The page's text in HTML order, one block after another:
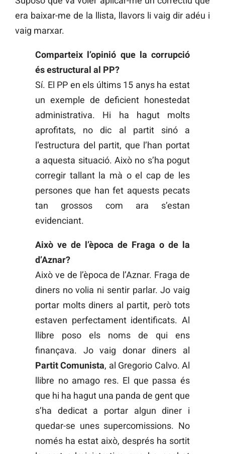
era baixar-me de la llista, llavors li vaig dir adéu i
vaig marxar.
Comparteix l’opinió que la corrupció
és estructural al PP?
Sí. El PP en els últims 15 anys ha estat
un exemple de deficient honestedat
administrativa. Hi ha hagut molts
aprofitats, no dic al partit sinó a
l’estructura del partit, que l’han portat
a aquesta situació. Això no s’ha pogut
corregir tallant la mà o el cap de les
persones que han fet aquests pecats
tan grossos com ara s’estan
evidenciant.
Això ve de l’època de Fraga o de la
d’Aznar?
Això ve de l’època de l’Aznar. Fraga de
diners no volia ni sentir parlar. Jo vaig
portar molts diners al partit, però tots
estaven perfectament identificats. Al
llibre poso els noms de qui ens
finançava. Jo vaig donar diners al
Partit Comunista, al Gregorio Calvo. Al
llibre no amago res. El que passa és
que hi ha hagut una panda de gent que
s’ha dedicat a portar algun diner i
quedar-se unes supercomissions. No
només ha estat això, després ha sortit